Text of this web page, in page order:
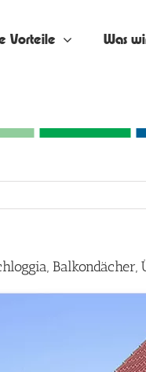
Vorteile Was
Balkondächer,